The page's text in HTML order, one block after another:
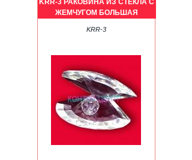
KRR-3 РАКОВИНА ИЗ СТЕКЛА С
ЖЕМЧУГОМ БОЛЬШАЯ
KRR-3